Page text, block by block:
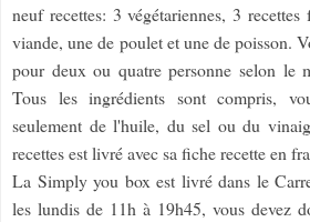
neuf recettes: 3 végétariennes, 3
viande, une de poulet et une de poisson.
pour deux ou quatre personne selon le
Tous les ingrédients sont compris,
seulement de l'huile, du sel ou du
recettes est livré avec sa fiche recette en
La Simply you box est livré dans le
les lundis de 11h à 19h45, vous devez